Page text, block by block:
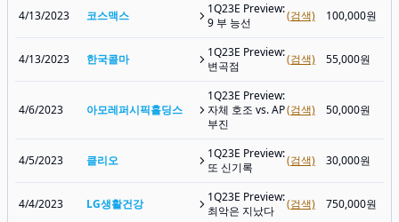
4/13/2023 코스맥스
1Q23E Preview:
9 부 능선
(검색) 100,000원
4/13/2023 한국콜마
1Q23E Preview:
변곡점
(검색) 55,000원
4/6/2023 아모레퍼시픽홀딩스
1Q23E Preview:
자체 호조 vs. AP
부진
(검색) 50,000원
4/5/2023 클리오
1Q23E Preview:
또 신기록
(검색) 30,000원
4/4/2023 LG생활건강
1Q23E Preview:
최악은 지났다
(검색) 750,000원